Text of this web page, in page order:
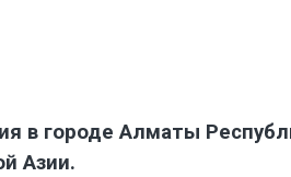
в городе Алматы
Азии.